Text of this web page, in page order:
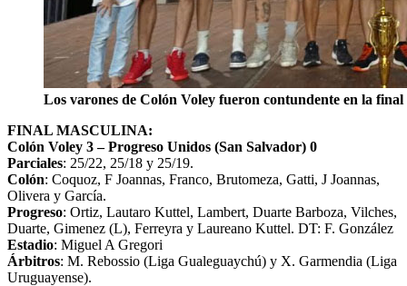
Los varones de Colón Voley fueron contundente en la
FINAL MASCULINA:
Colón Voley 3 – Progreso Unidos (San Salvador) 0
Parciales: 25/22, 25/18 y 25/19.
Colón: Coquoz, F Joannas, Franco, Brutomeza, Gatti, J Joannas,
Olivera y García.
Progreso: Ortiz, Lautaro Kuttel, Lambert, Duarte Barboza, Vilches,
Duarte, Gimenez (L), Ferreyra y Laureano Kuttel. DT: F. González
Estadio: Miguel A Gregori
Árbitros: M. Rebossio (Liga Gualeguaychú) y X. Garmendia (Liga
Uruguayense).